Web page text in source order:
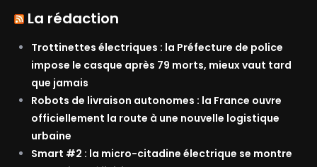
La rédaction
Trottinettes électriques : la Préfecture de police
impose le casque après 79 morts, mieux vaut tard
que jamais
Robots de livraison autonomes : la France ouvre
officiellement la route à une nouvelle logistique
urbaine
Smart #2 : la micro-citadine électrique se montre